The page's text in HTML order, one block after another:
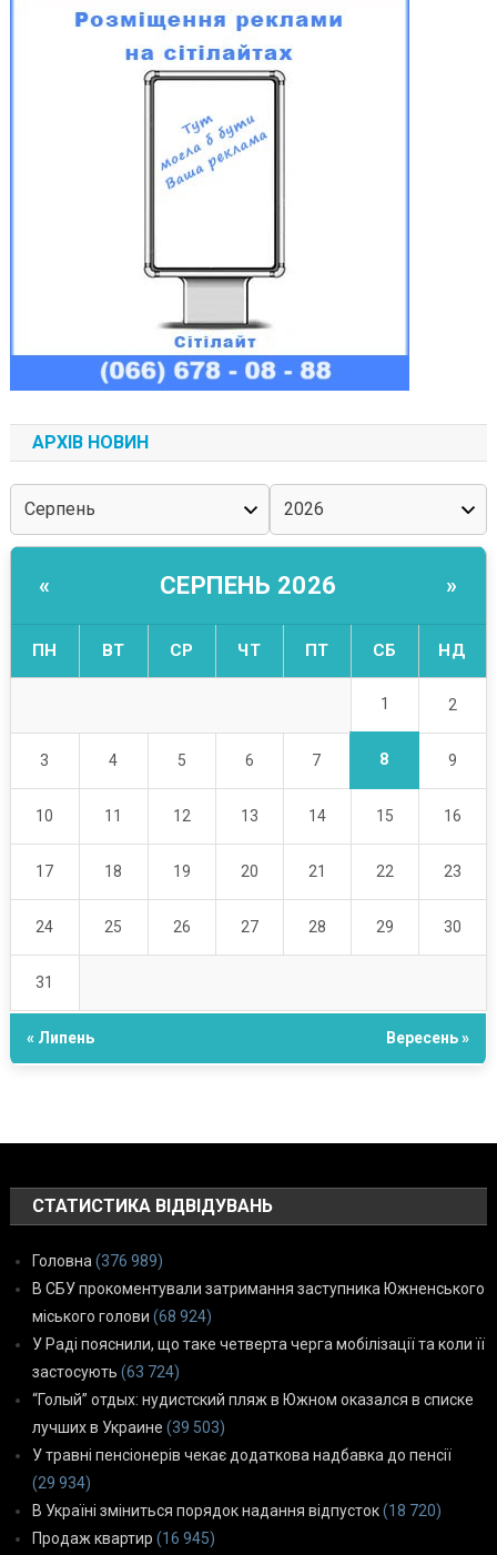
АРХІВ НОВИН
« СЕРПЕНЬ 2026 »
ПН ВТ СР ЧТ ПТ СБ НД
1 2
3 4 5 6 7 8 9
10 11 12 13 14 15 16
17 18 19 20 21 22 23
24 25 26 27 28 29 30
31
« Липень Вересень »
СТАТИСТИКА ВІДВІДУВАНЬ
Головна (376 989)
В СБУ прокоментували затримання заступника Южненського
міського голови (68 924)
У Раді пояснили, що таке четверта черга мобілізації та коли її
застосують (63 724)
“Голый” отдых: нудистский пляж в Южном оказался в списке
лучших в Украине (39 503)
У травні пенсіонерів чекає додаткова надбавка до пенсії
(29 934)
В Україні зміниться порядок надання відпусток(18 720)
Продаж квартир (16 945)